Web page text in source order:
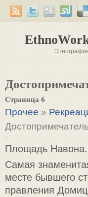
Страница 6
Прочее »
Площадь Навона.
Самая
месте бывшего
правления